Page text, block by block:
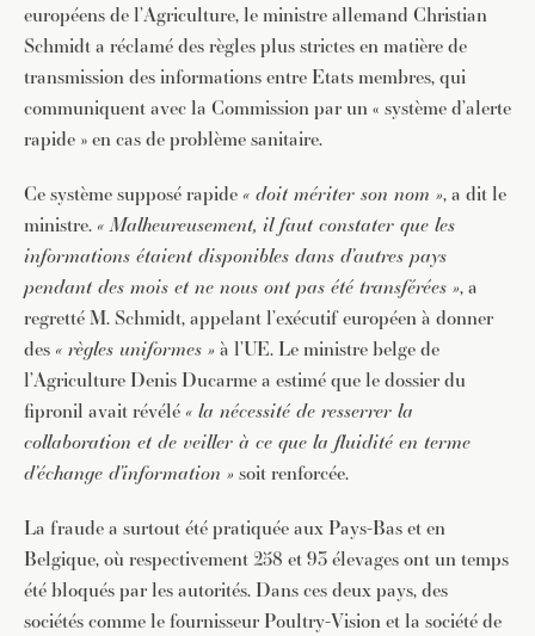
européens de l’Agriculture, le ministre allemand Christian
Schmidt a réclamé des règles plus strictes en matière de
transmission des informations entre Etats membres, qui
communiquent avec la Commission par un « système d’alerte
rapide » en cas de problème sanitaire.
Ce système supposé rapide « doit mériter son nom », a dit le
ministre. « Malheureusement, il faut constater que les
informations étaient disponibles dans d’autres pays
pendant des mois et ne nous ont pas été transférées », a
regretté M. Schmidt, appelant l’exécutif européen à donner
des « règles uniformes » à l’UE. Le ministre belge de
l’Agriculture Denis Ducarme a estimé que le dossier du
fipronil avait révélé « la nécessité de resserrer la
collaboration et de veiller à ce que la fluidité en terme
d’échange d’information » soit renforcée.
La fraude a surtout été pratiquée aux Pays-Bas et en
Belgique, où respectivement 258 et 93 élevages ont un temps
été bloqués par les autorités. Dans ces deux pays, des
sociétés comme le fournisseur Poultry-Vision et la société de